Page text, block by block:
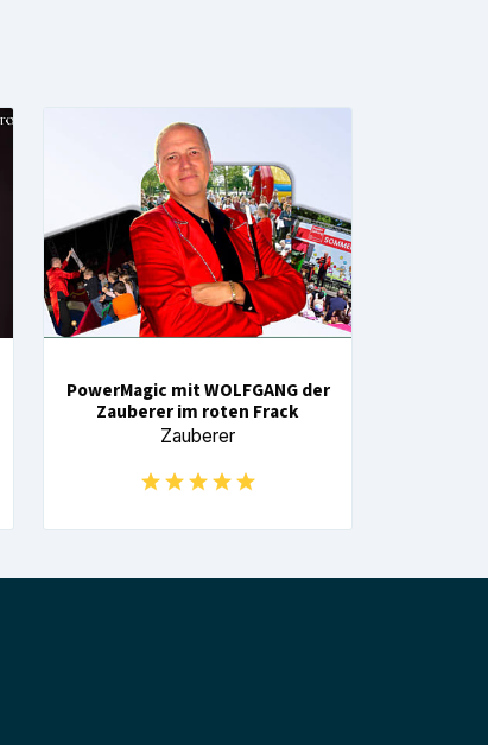
PowerMagic mit WOLFGANG der
Zauberer im roten Frack
Zauberer